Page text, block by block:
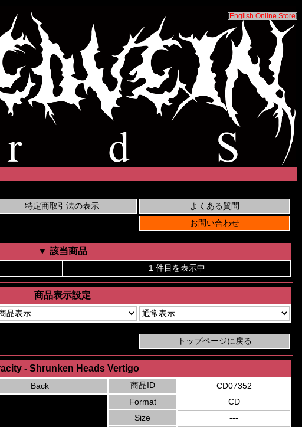
[English Online Store]
▼ 該当商品
1 件目を表示中
商品表示設定
- Shrunken Heads Vertigo
Back 商品ID
CD07352
Format
CD
Size
---